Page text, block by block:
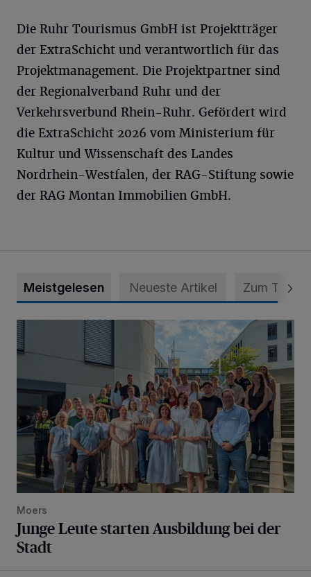
Die Ruhr Tourismus GmbH ist Projektträger
der ExtraSchicht und verantwortlich für das
Projektmanagement. Die Projektpartner sind
der Regionalverband Ruhr und der
Verkehrsverbund Rhein-Ruhr. Gefördert wird
die ExtraSchicht 2026 vom Ministerium für
Kultur und Wissenschaft des Landes
Nordrhein-Westfalen, der RAG-Stiftung sowie
der RAG Montan Immobilien GmbH.
Meistgelesen Neueste Artikel Zum Thema
Junge Leute starten Ausbildung bei der Stadt
Moers
Junge Leute starten Ausbildung bei der
Stadt